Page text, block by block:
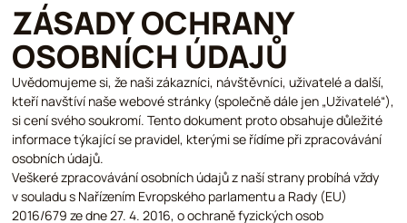
ZÁSADY OCHRANY
OSOBNÍCH ÚDAJŮ
Uvědomujeme si, že naši zákazníci, návštěvníci, uživatelé a další,
kteří navštíví naše webové stránky (společně dále jen „Uživatelé“),
si cení svého soukromí. Tento dokument proto obsahuje důležité
informace týkající se pravidel, kterými se řídíme při zpracovávání
osobních údajů.
Veškeré zpracovávání osobních údajů z naší strany probíhá vždy
v souladu s Nařízením Evropského parlamentu a Rady (EU)
2016/679 ze dne 27. 4. 2016, o ochraně fyzických osob